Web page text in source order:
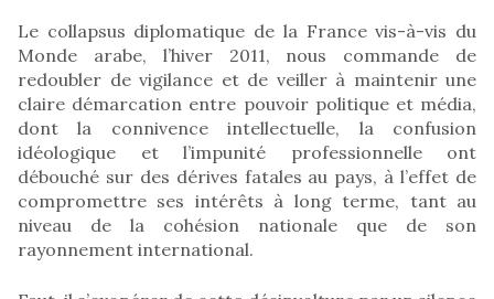
Le collapsus diplomatique de la France vis-à-vis du
Monde arabe, l’hiver 2011, nous commande de
redoubler de vigilance et de veiller à maintenir une
claire démarcation entre pouvoir politique et média,
dont la connivence intellectuelle, la confusion
idéologique et l’impunité professionnelle ont
débouché sur des dérives fatales au pays, à l’effet de
compromettre ses intérêts à long terme, tant au
niveau de la cohésion nationale que de son
rayonnement international.